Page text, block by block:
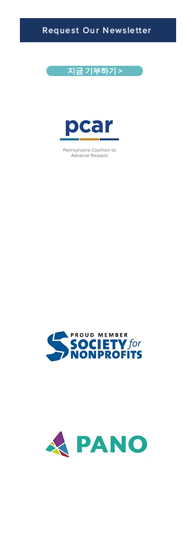
Request Our Newsletter
지금 기부하기 >